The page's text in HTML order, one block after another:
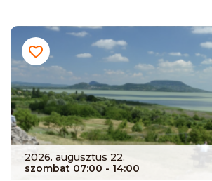
2026. augusztus 22.
szombat 07:00 - 14:00